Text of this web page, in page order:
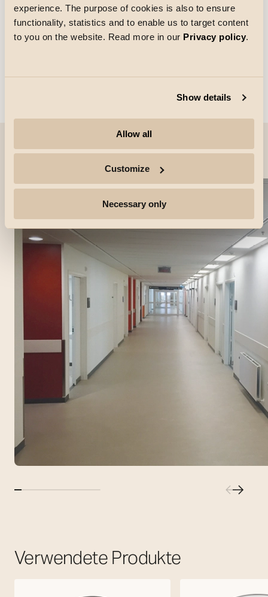
experience. The purpose of cookies is also to ensure
functionality, statistics and to enable us to target content
to you on the website. Read more in our Privacy policy.
Show details
Allow all
Customize
Necessary only
Projekt-Bilder
Verwendete Produkte